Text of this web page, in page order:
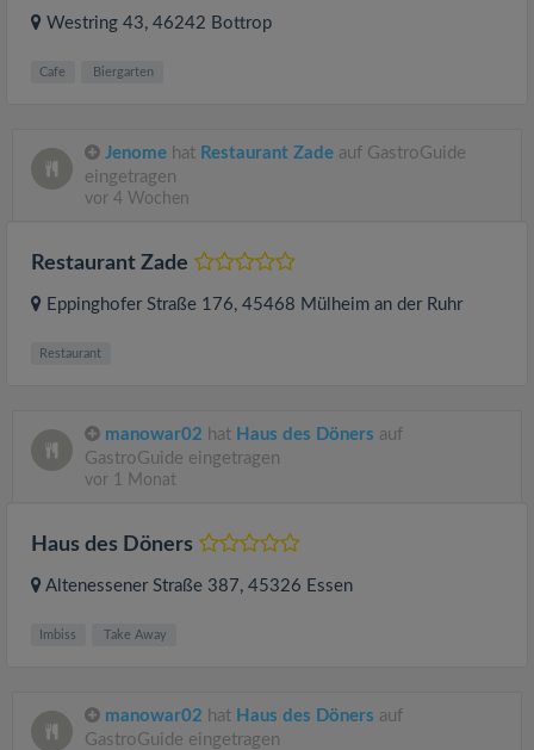
Westring 43, 46242 Bottrop
Cafe Biergarten
Jenome hat Restaurant Zade auf GastroGuide
eingetragen
vor 4 Wochen
Restaurant Zade
Eppinghofer Straße 176, 45468 Mülheim an der Ruhr
Restaurant
manowar02 hat Haus des Döners auf
GastroGuide eingetragen
vor 1 Monat
Haus des Döners
Altenessener Straße 387, 45326 Essen
Imbiss Take Away
manowar02 hat Haus des Döners auf
GastroGuide eingetragen